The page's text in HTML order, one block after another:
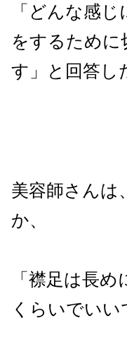
「どんな感
をするため
す」と回答し
美容師さんは
か、
「襟足は長
くらいでいい